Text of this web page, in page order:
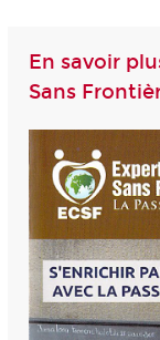
En savoir
Sans